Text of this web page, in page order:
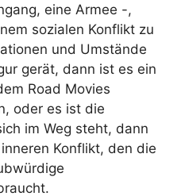
eine Armee -,
sozialen Konflikt zu
und Umstände
gerät, dann ist es ein
Road Movies
oder es ist die
im Weg steht, dann
Konflikt, den die